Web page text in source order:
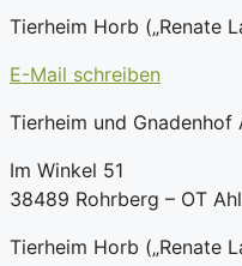
Tierheim Horb („Renate
E-Mail schreiben
Tierheim und Gnadenhof
Im Winkel 51
38489 Rohrberg – OT
Tierheim Horb („Renate